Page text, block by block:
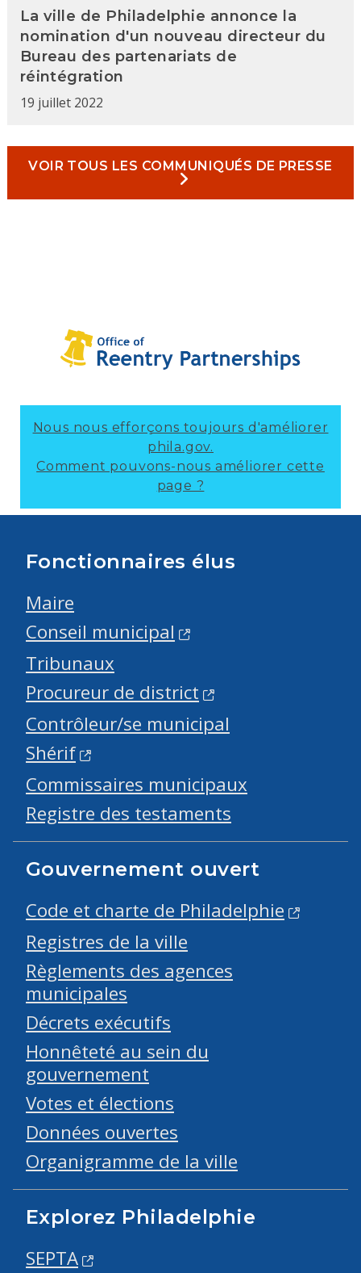
La ville de Philadelphie annonce la
nomination d'un nouveau directeur du
Bureau des partenariats de
réintégration
19 juillet 2022
VOIR TOUS LES COMMUNIQUÉS DE PRESSE
Nous nous efforçons toujours d'améliorer
phila.gov.
Comment pouvons-nous améliorer cette
page ?
Fonctionnaires élus
Maire
Conseil municipal
Tribunaux
Procureur de district
Contrôleur/se municipal
Shérif
Commissaires municipaux
Registre des testaments
Gouvernement ouvert
Code et charte de Philadelphie
Registres de la ville
Règlements des agences
municipales
Décrets exécutifs
Honnêteté au sein du
gouvernement
Votes et élections
Données ouvertes
Organigramme de la ville
Explorez Philadelphie
SEPTA